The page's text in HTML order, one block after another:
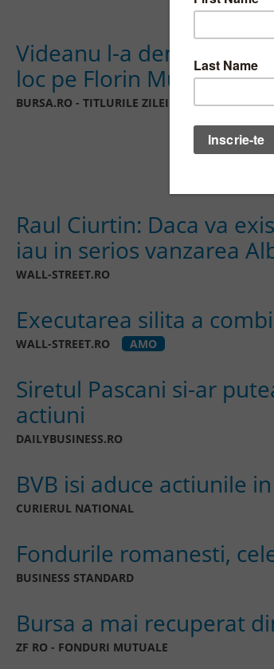
Videanu l-a demis pe
loc pe Florin Muntean
BURSA.RO - TITLURILE ZILEI TGN
Raul Ciurtin: Daca va
iau in serios vanzarea
WALL-STREET.RO
Executarea silita a
WALL-STREET.RO AMO
Siretul Pascani si-ar
actiuni
DAILYBUSINESS.RO
BVB isi aduce actiunile
CURIERUL NATIONAL
Fondurile romanesti,
BUSINESS STANDARD
Bursa a mai recuperat
ZF RO - FONDURI MUTUALE